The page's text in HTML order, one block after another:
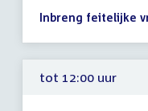
tot
uur
Inbreng feitelijke
tot 12:00 uur